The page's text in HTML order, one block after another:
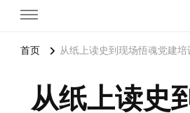
首页 从纸上读史到现场悟魂党建培
从纸上读史